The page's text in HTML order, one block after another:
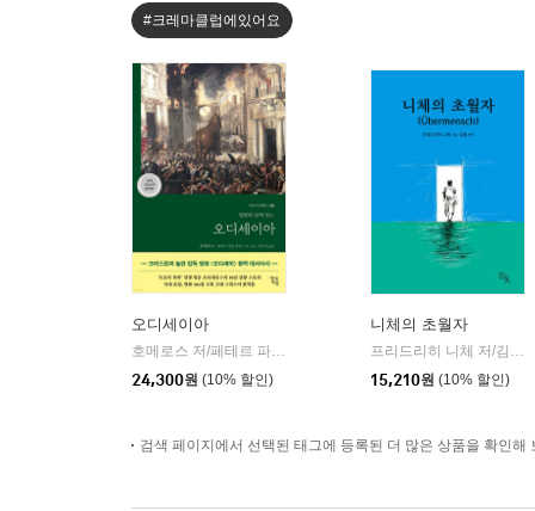
#크레마클럽에있어요
오디세이아
호메로스 저/페테르 파울 루벤스 그림/박문재 역 |
현대지성
24,300원 (10% 할인)
니체의 초월자
프리드리히 니체 저/김철 편역
15,210원 (10% 할인)
검색 페이지에서 선택된 태그에 등록된 더 많은 상품을 확인해